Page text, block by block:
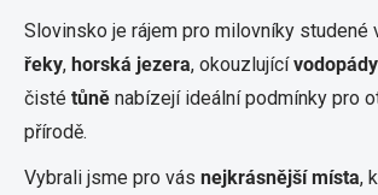
Slovinsko je rájem pro milovníky studené
řeky, horská jezera, okouzlujícívodopády
čisté tůně nabízejí ideální podmínky pro
přírodě.
Vybrali jsme pro vás nejkrásnější místa,